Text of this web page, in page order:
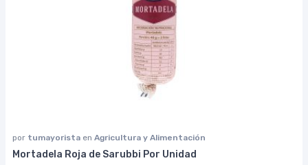
por tumayorista en Agricultura y Alimentación
Mortadela Roja de Sarubbi Por Unidad